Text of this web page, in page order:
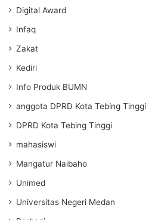
Digital Award
Infaq
Zakat
Kediri
Info Produk BUMN
anggota DPRD Kota Tebing Tinggi
DPRD Kota Tebing Tinggi
mahasiswi
Mangatur Naibaho
Unimed
Universitas Negeri Medan